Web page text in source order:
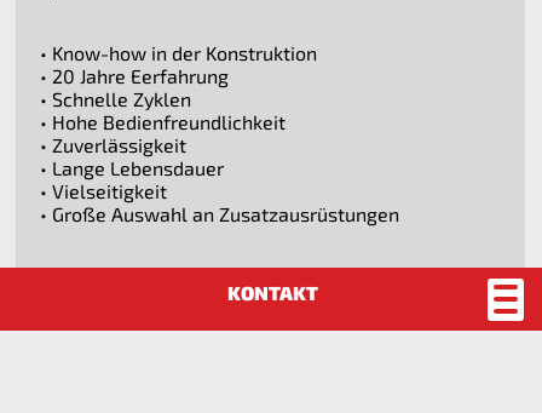
• Know-how in der Konstruktion
• 20 Jahre Eerfahrung
• Schnelle Zyklen
• Hohe Bedienfreundlichkeit
• Zuverlässigkeit
• Lange Lebensdauer
• Vielseitigkeit
• Große Auswahl an Zusatzausrüstungen